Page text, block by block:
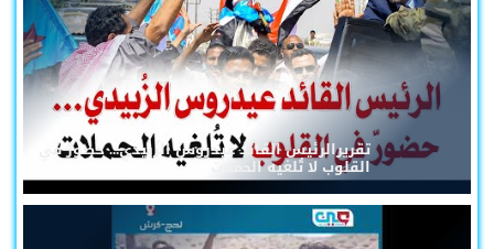
تقريرالرئيس القائد عيدروس الزُبيدي... حضورٌ في
القلوب لا تُلغيه الحملات